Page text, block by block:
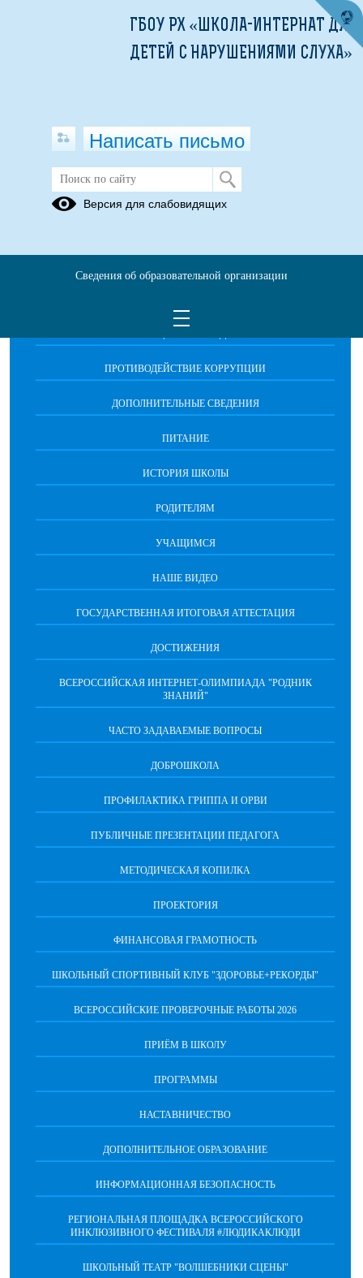
ШКОЛЬНЫЙ ТЕАТР "ВОЛШЕБНИКИ
СЦЕНЫ"
ПРОТИВОДЕЙСТВИЕ КОРРУПЦИИ
ДОПОЛНИТЕЛЬНЫЕ СВЕДЕНИЯ
ПИТАНИЕ
ИСТОРИЯ ШКОЛЫ
РОДИТЕЛЯМ
УЧАЩИМСЯ
НАШЕ ВИДЕО
ГОСУДАРСТВЕННАЯ ИТОГОВАЯ АТТЕСТАЦИЯ
ДОСТИЖЕНИЯ
ВСЕРОССИЙСКАЯ ИНТЕРНЕТ-ОЛИМПИАДА "РОДНИК
ЗНАНИЙ"
ЧАСТО ЗАДАВАЕМЫЕ ВОПРОСЫ
ДОБРОШКОЛА
ПРОФИЛАКТИКА ГРИППА И ОРВИ
ПУБЛИЧНЫЕ ПРЕЗЕНТАЦИИ ПЕДАГОГА
МЕТОДИЧЕСКАЯ КОПИЛКА
ПРОЕКТОРИЯ
ФИНАНСОВАЯ ГРАМОТНОСТЬ
ШКОЛЬНЫЙ СПОРТИВНЫЙ КЛУБ "ЗДОРОВЬЕ+РЕКОРДЫ"
ВСЕРОССИЙСКИЕ ПРОВЕРОЧНЫЕ РАБОТЫ 2026
ПРИЁМ В ШКОЛУ
ПРОГРАММЫ
НАСТАВНИЧЕСТВО
ДОПОЛНИТЕЛЬНОЕ ОБРАЗОВАНИЕ
ИНФОРМАЦИОННАЯ БЕЗОПАСНОСТЬ
РЕГИОНАЛЬНАЯ ПЛОЩАДКА ВСЕРОССИЙСКОГО
ИНКЛЮЗИВНОГО ФЕСТИВАЛЯ #ЛЮДИКАКЛЮДИ
ШКОЛЬНЫЙ ТЕАТР "ВОЛШЕБНИКИ СЦЕНЫ"
ГБОУ РХ «ШКОЛА-ИНТЕРНАТ ДЛЯ
ДЕТЕЙ С НАРУШЕНИЯМИ СЛУХА»
Написать письмо
Версия для слабовидящих
Сведения об образовательной организации